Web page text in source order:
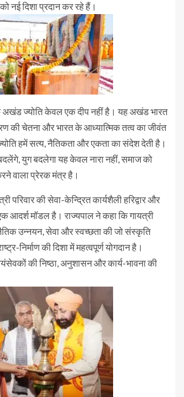
नई दिशा प्रदान कर रहे हैं।
अखंड ज्योति केवल एक दीप नहीं है। यह अखंड भारत
की चेतना और भारत के आध्यात्मिक तत्व का जीवंत
हमें सत्य, नैतिकता और एकता का संदेश देती है।
युग बदलेगा यह केवल नारा नहीं, समाज को
वाला प्रेरक मंत्र है।
परिवार की सेवा-केन्द्रित कार्यशैली हरिद्वार और
आदर्श मॉडल है। राज्यपाल ने कहा कि गायत्री
उन्नयन, सेवा और स्वच्छता की जो संस्कृति
निर्माण की दिशा में महत्वपूर्ण योगदान है।
की निष्ठा, अनुशासन और कार्य-भावना की